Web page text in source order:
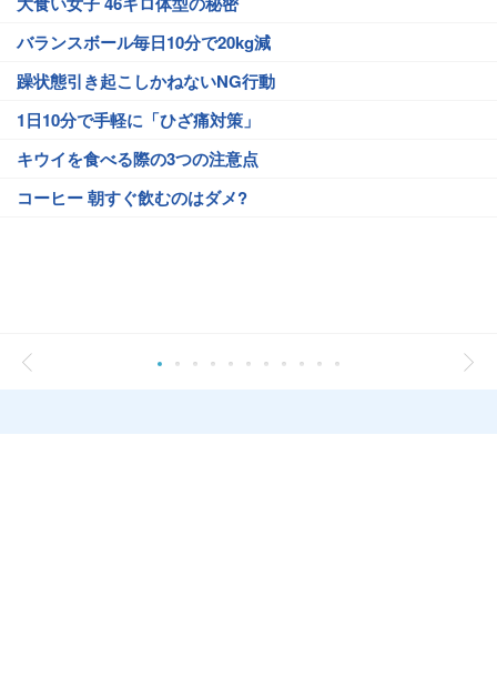
バランスボール毎日10分で20kg減
躁状態引き起こしかねないNG行動
1日10分で手軽に「ひざ痛対策」
キウイを食べる際の3つの注意点
コーヒー 朝すぐ飲むのはダメ?